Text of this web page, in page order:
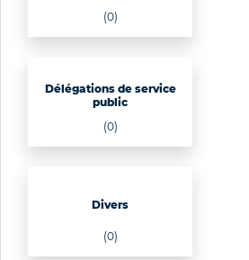
(0)
Délégations de service
public
(0)
Divers
(0)